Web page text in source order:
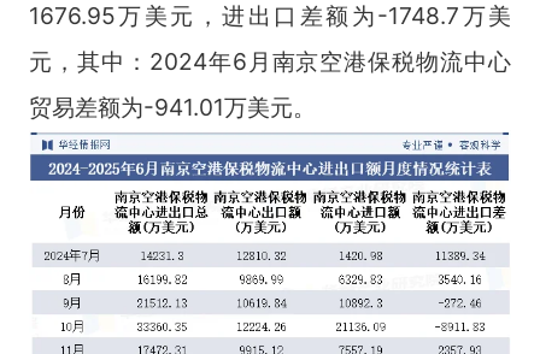
1676.95万美元，进出口差额为-1748.7万美
元，其中：2024年6月南京空港保税物流中心
贸易差额为-941.01万美元。